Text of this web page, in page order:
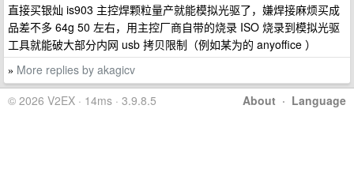
直接买银灿 is903 主控焊颗粒量产就能模拟光驱了，嫌焊接麻烦买成
品差不多 64g 50 左右，用主控厂商自带的烧录 ISO 烧录到模拟光驱
工具就能破大部分内网 usb 拷贝限制（例如某为的 anyoffice ）
» More replies by akagicv
About · Language
© 2026 V2EX · 14ms · 3.9.8.5